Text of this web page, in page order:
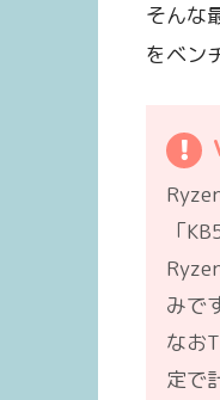
そんな
をベン
「
みで
なお
定で